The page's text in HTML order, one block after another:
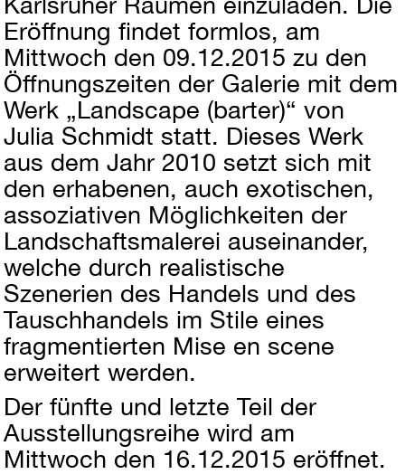
Eröffnung findet formlos, am
Mittwoch den 09.12.2015 zu den
Öffnungszeiten der Galerie mit dem
Werk „Landscape (barter)“ von
Julia Schmidt statt. Dieses Werk
aus dem Jahr 2010 setzt sich mit
den erhabenen, auch exotischen,
assoziativen Möglichkeiten der
Landschaftsmalerei auseinander,
welche durch realistische
Szenerien des Handels und des
Tauschhandels im Stile eines
fragmentierten Mise en scene
erweitert werden.
Der fünfte und letzte Teil der
Ausstellungsreihe wird am
Mittwoch den 16.12.2015 eröffnet.